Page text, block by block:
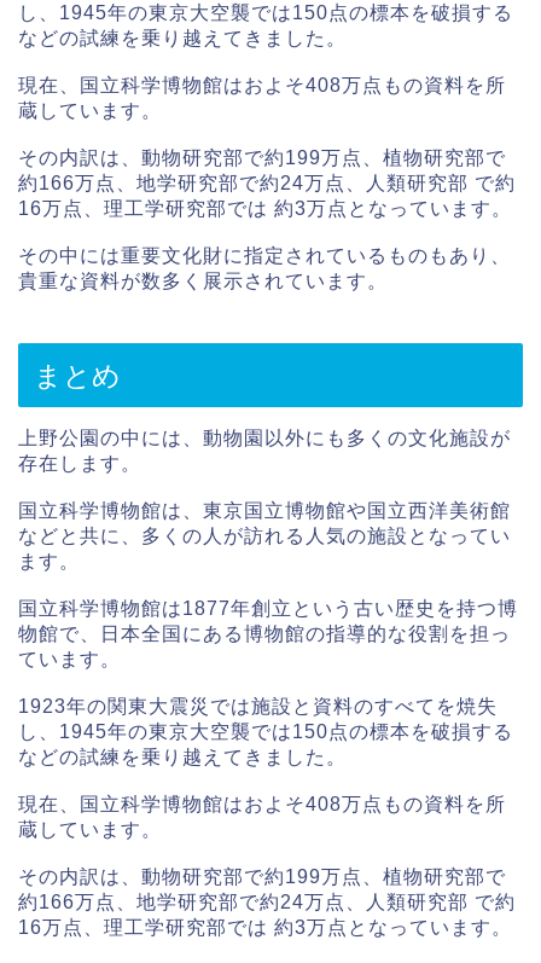
し、1945年の東京大空襲では150点の標本を破損する
などの試練を乗り越えてきました。
現在、国立科学博物館はおよそ408万点もの資料を所
蔵しています。
その内訳は、動物研究部で約199万点、植物研究部で
約166万点、地学研究部で約24万点、人類研究部 で約
16万点、理工学研究部では 約3万点となっています。
その中には重要文化財に指定されているものもあり、
貴重な資料が数多く展示されています。
まとめ
上野公園の中には、動物園以外にも多くの文化施設が
存在します。
国立科学博物館は、東京国立博物館や国立西洋美術館
などと共に、多くの人が訪れる人気の施設となってい
ます。
国立科学博物館は1877年創立という古い歴史を持つ博
物館で、日本全国にある博物館の指導的な役割を担っ
ています。
1923年の関東大震災では施設と資料のすべてを焼失
し、1945年の東京大空襲では150点の標本を破損する
などの試練を乗り越えてきました。
現在、国立科学博物館はおよそ408万点もの資料を所
蔵しています。
その内訳は、動物研究部で約199万点、植物研究部で
約166万点、地学研究部で約24万点、人類研究部 で約
16万点、理工学研究部では 約3万点となっています。